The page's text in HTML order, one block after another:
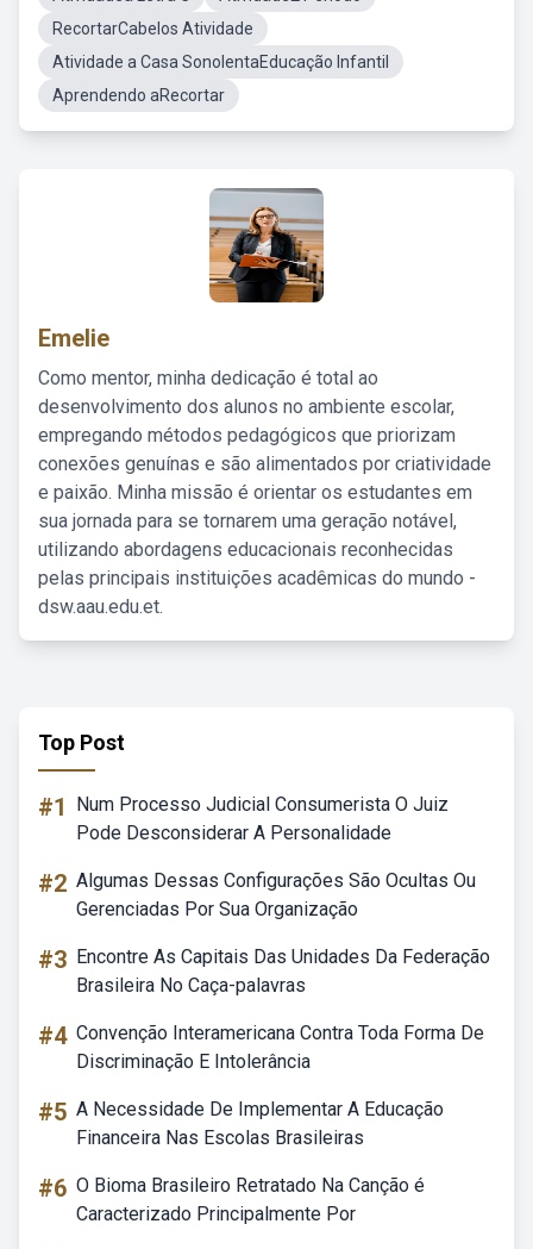
RecortarCabelos Atividade
Atividade a Casa SonolentaEducação Infantil
Aprendendo aRecortar
Emelie
Como mentor, minha dedicação é total ao
desenvolvimento dos alunos no ambiente escolar,
empregando métodos pedagógicos que priorizam
conexões genuínas e são alimentados por criatividade
e paixão. Minha missão é orientar os estudantes em
sua jornada para se tornarem uma geração notável,
utilizando abordagens educacionais reconhecidas
pelas principais instituições acadêmicas do mundo -
dsw.aau.edu.et.
Top Post
#1
Num Processo Judicial Consumerista O Juiz
Pode Desconsiderar A Personalidade
#2 Algumas Dessas Configurações São Ocultas Ou
Gerenciadas Por Sua Organização
#3 Encontre As Capitais Das Unidades Da Federação
Brasileira No Caça-palavras
#4 Convenção Interamericana Contra Toda Forma De
Discriminação E Intolerância
#5 A Necessidade De Implementar A Educação
Financeira Nas Escolas Brasileiras
#6 O Bioma Brasileiro Retratado Na Canção é
Caracterizado Principalmente Por